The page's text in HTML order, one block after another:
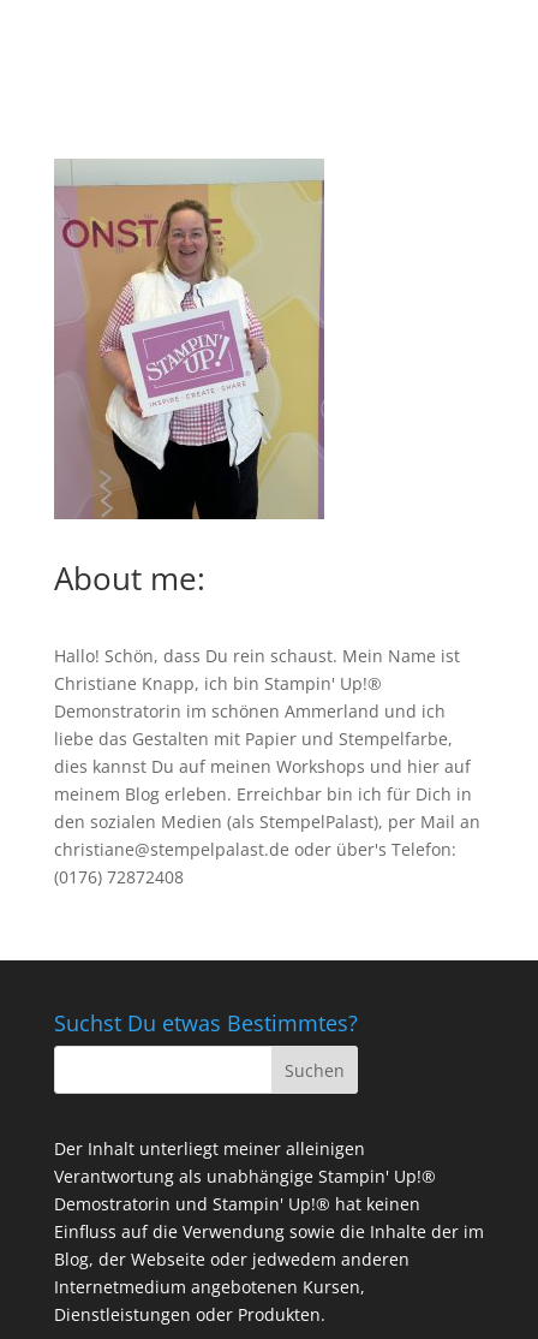
About me:
Hallo! Schön, dass Du rein schaust. Mein Name ist
Christiane Knapp, ich bin Stampin' Up!®
Demonstratorin im schönen Ammerland und ich
liebe das Gestalten mit Papier und Stempelfarbe,
dies kannst Du auf meinen Workshops und hier auf
meinem Blog erleben. Erreichbar bin ich für Dich in
den sozialen Medien (als StempelPalast), per Mail an
christiane@stempelpalast.de oder über's Telefon:
(0176) 72872408
Suchst Du etwas Bestimmtes?
Der Inhalt unterliegt meiner alleinigen
Verantwortung als unabhängige Stampin' Up!®
Demostratorin und Stampin' Up!® hat keinen
Einfluss auf die Verwendung sowie die Inhalte der im
Blog, der Webseite oder jedwedem anderen
Internetmedium angebotenen Kursen,
Dienstleistungen oder Produkten.